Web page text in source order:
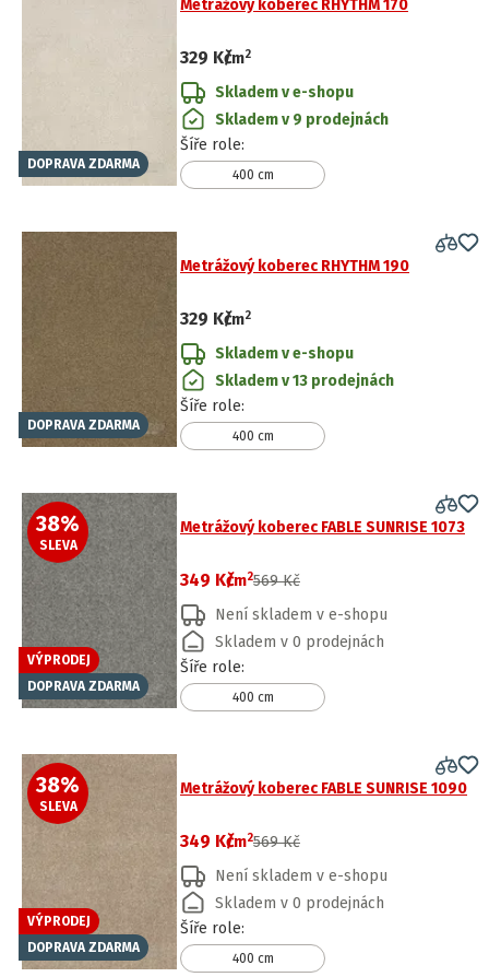
DOPRAVA ZDARMA
Metrážový koberec RHYTHM 170
329 Kč
/m2
Skladem v e-shopu
Skladem v 9 prodejnách
Šíře role:
400 cm
DOPRAVA ZDARMA
Metrážový koberec RHYTHM 190
329 Kč
/m2
Skladem v e-shopu
Skladem v 13 prodejnách
Šíře role:
400 cm
38%
SLEVA
VÝPRODEJ
DOPRAVA ZDARMA
Metrážový koberec FABLE SUNRISE 1073
349 Kč
/m2569 Kč
Není skladem v e-shopu
Skladem v 0 prodejnách
Šíře role:
400 cm
38%
SLEVA
VÝPRODEJ
DOPRAVA ZDARMA
Metrážový koberec FABLE SUNRISE 1090
349 Kč
/m2569 Kč
Není skladem v e-shopu
Skladem v 0 prodejnách
Šíře role:
400 cm